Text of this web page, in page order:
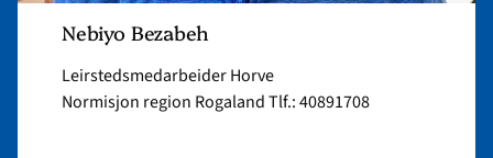
Nebiyo Bezabeh
Leirstedsmedarbeider Horve
Normisjon region Rogaland Tlf.: 40891708